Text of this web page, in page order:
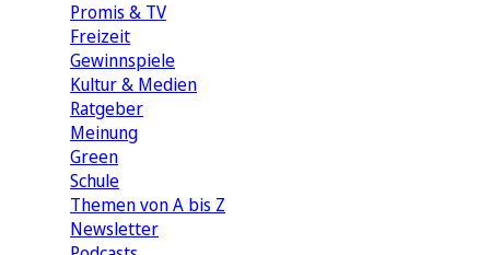
Promis & TV
Freizeit
Gewinnspiele
Kultur & Medien
Ratgeber
Meinung
Green
Schule
Themen von A bis Z
Newsletter